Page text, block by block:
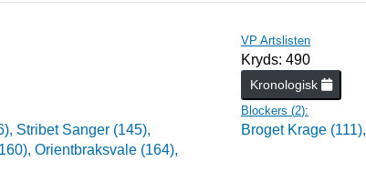
Stribet Sanger (145),
Orientbraksvale (164),
VP Artslisten
Kryds: 490
Kronologisk
Blockers (2):
Broget Krage (111),